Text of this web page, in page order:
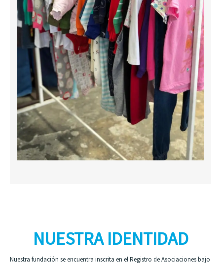
NUESTRA IDENTIDAD
Nuestra fundación se encuentra inscrita en el Registro de Asociaciones bajo